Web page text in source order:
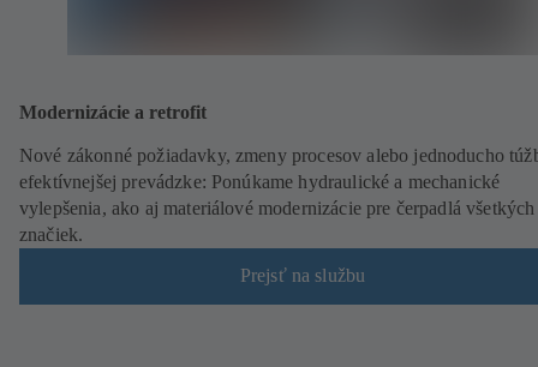
Modernizácie a retrofit
Nové zákonné požiadavky, zmeny procesov alebo jednoducho
efektívnejšej prevádzke: Ponúkame hydraulické a mechanické
vylepšenia, ako aj materiálové modernizácie pre čerpadlá všetkých
značiek.
Prejsť na službu